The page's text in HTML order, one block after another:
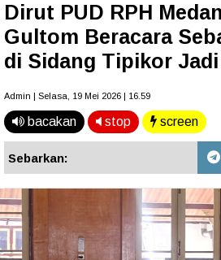
Dirut PUD RPH
Gultom Beracara
di Sidang Tipikor
Admin | Selasa, 19 Mei 2026 | 16.59
bacakan stop screen
Sebarkan: